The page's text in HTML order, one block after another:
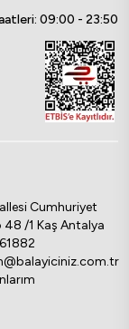
09:00 - 23:50
Cumhuriyet
48 /1 Kaş Antalya